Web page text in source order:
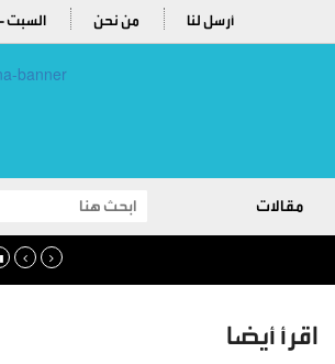
2026-08-08 - السبت من نحن أرسل لنا
مقالات
اقرأ أيضا